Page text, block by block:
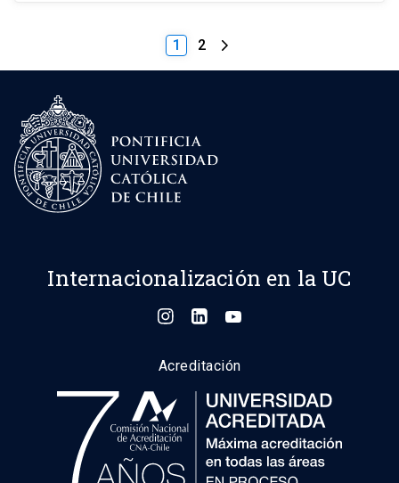
1 2
Internacionalización en la UC
Acreditación